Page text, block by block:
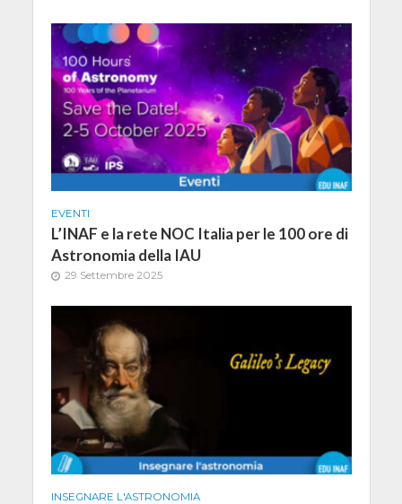
EVENTI
L’INAF e la rete NOC Italia per le 100 ore di
Astronomia della IAU
29 Settembre 2025
INSEGNARE L'ASTRONOMIA